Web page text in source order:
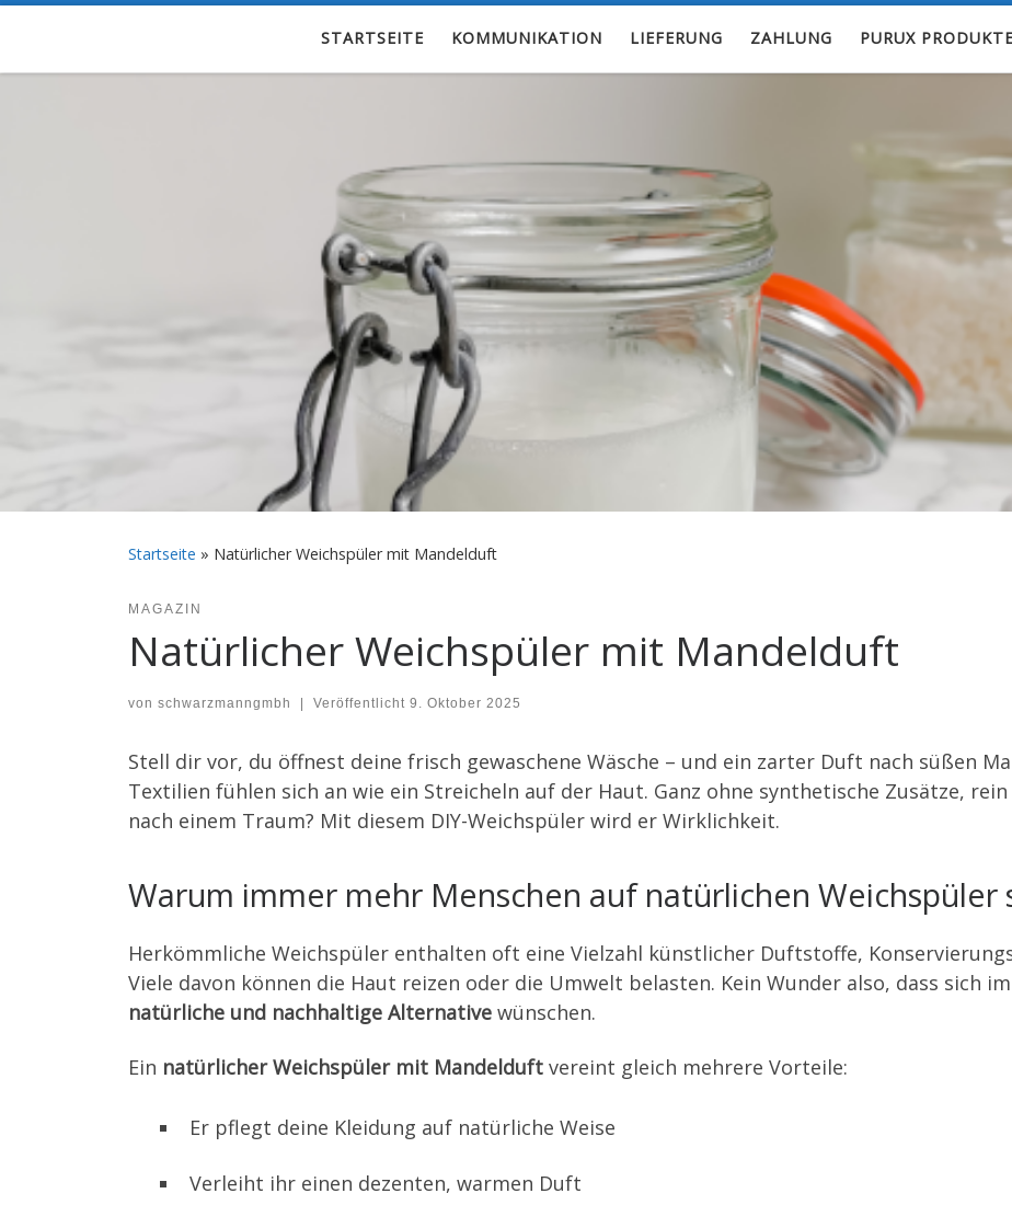
STARTSEITE KOMMUNIKATION LIEFERUNG ZAHLUNG PURUX PRODUKTE
Startseite » Natürlicher Weichspüler mit Mandelduft
MAGAZIN
Natürlicher Weichspüler mit Mandelduft
von schwarzmanngmbh | Veröffentlicht 9. Oktober 2025
Stell dir vor, du öffnest deine frisch gewaschene Wäsche – und ein zarter Duft nach süßen
Textilien fühlen sich an wie ein Streicheln auf der Haut. Ganz ohne synthetische Zusätze,
nach einem Traum? Mit diesem DIY-Weichspüler wird er Wirklichkeit.
Warum immer mehr Menschen auf natürlichen Weichspüler
Herkömmliche Weichspüler enthalten oft eine Vielzahl künstlicher Duftstoffe,
Viele davon können die Haut reizen oder die Umwelt belasten. Kein Wunder also, dass sich
natürliche und nachhaltige Alternative wünschen.
Ein natürlicher Weichspüler mit Mandelduft vereint gleich mehrere Vorteile:
Er pflegt deine Kleidung auf natürliche Weise
Verleiht ihr einen dezenten, warmen Duft